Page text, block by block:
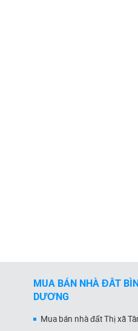
MUA BÁN NHÀ ĐẤT
DƯƠNG
Mua bán nhà đất Thị xã